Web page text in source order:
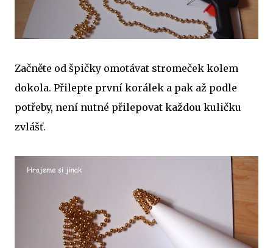
Začněte od špičky omotávat stromeček kolem
dokola. Přilepte první korálek a pak až podle
potřeby, není nutné přilepovat každou kuličku
zvlášť.